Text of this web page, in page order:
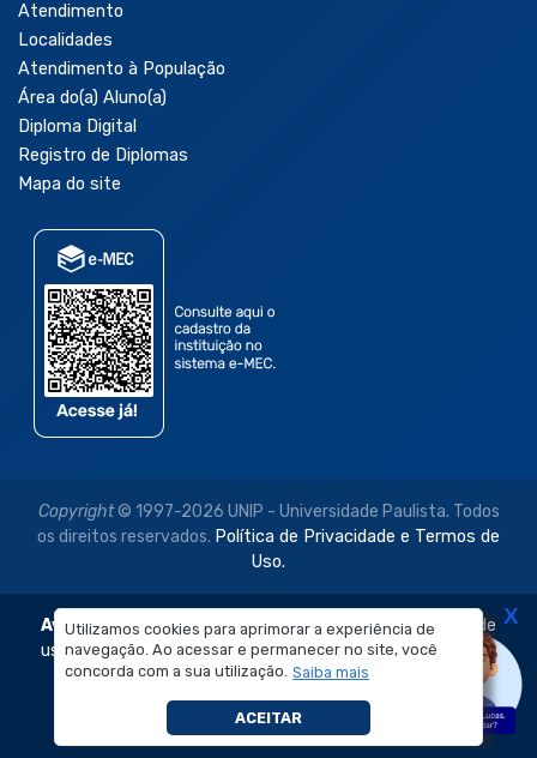
Utilizamos cookies para aprimorar a experiência de
navegação. Ao acessar e permanecer no site, você
concorda com a sua utilização. Saiba mais
ACEITAR
Atendimento
Localidades
Atendimento à População
Área do(a) Aluno(a)
Diploma Digital
Registro de Diplomas
Mapa do site
Copyright© 1997-2026 UNIP - Universidade Paulista. Todos
os direitos reservados. Política de Privacidade e Termos de
Uso.
Aviso Legal: As imagens disponibilizadas neste site são de
uso exclusivo institucional do Sistema de Ensino Objetivo e
da Universidade Paulista – UNIP.
É proibida a reprodução, utilização, edição ou
compartilhamento sem autorização prévia e expressa.
X